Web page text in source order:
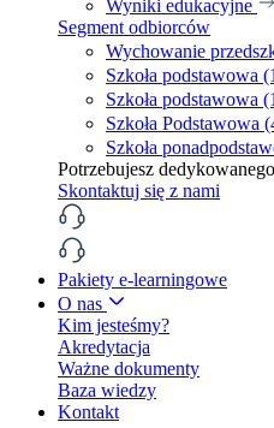
Wyniki edukacyjne
Segment odbiorców
Wychowanie
Szkoła podstawowa
Szkoła podstawowa
Szkoła Podstawowa
Szkoła
Potrzebujesz
Skontaktuj się z nami
Pakiety e-learningowe
O nas
Kim jesteśmy?
Akredytacja
Ważne dokumenty
Baza wiedzy
Kontakt